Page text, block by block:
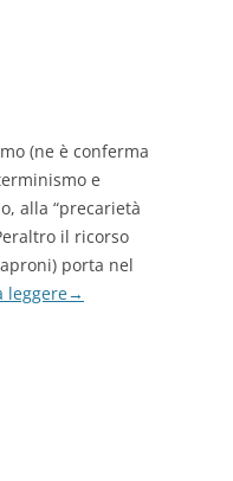
(ne è conferma
e
alla “precarietà
il ricorso
porta nel
leggere→